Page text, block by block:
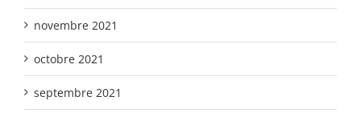
novembre 2021
octobre 2021
septembre 2021